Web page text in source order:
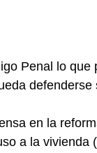
Penal lo que
defenderse
en la
a la vivienda